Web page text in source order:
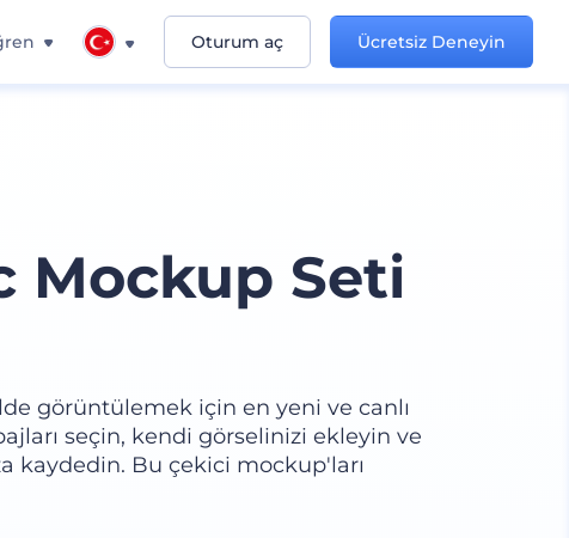
Oturum aç Ücretsiz Deneyin
Mockup Seti
görüntülemek için en yeni ve canlı
seçin, kendi görselinizi ekleyin ve
kaydedin. Bu çekici mockup'ları